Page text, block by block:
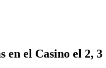
en el Casino el 2, 3